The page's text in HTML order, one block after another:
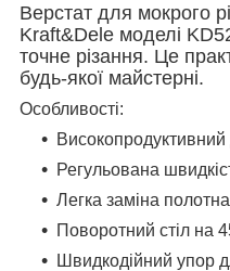
Верстат для мокрого
Kraft&Dele моделі
точне різання. Це
будь-якої майстерні.
Особливості:
Регульована
Легка заміна полотна
Поворотний стіл на
Швидкодійний упор